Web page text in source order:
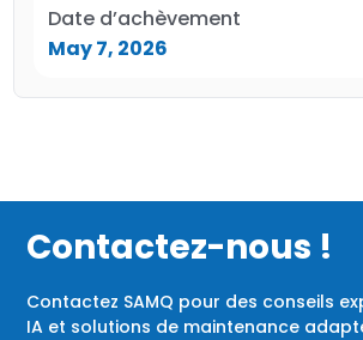
Date d’achèvement
May 7, 2026
Contactez-nous !
Contactez SAMQ pour des conseils
IA et solutions de maintenance